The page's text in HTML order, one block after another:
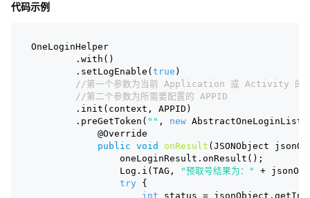
代码示例
OneLoginHelper
        .with()
        .setLogEnable(
true )
//第一个参数为当前 Application 或 Activity 的
//第二个参数为所需要配置的 APPID
        .init(context, APPID)
        .preGetToken(
"" , new
@Override
public void onResult (JSONObject
                oneLoginResult.onResult();
                Log.i(TAG,
"预取号结果为："
+
try {
int status =